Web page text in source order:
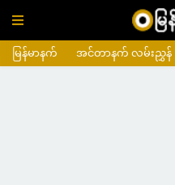
မြန်မာနက် အင်တာနက် လမ်းညွှန်